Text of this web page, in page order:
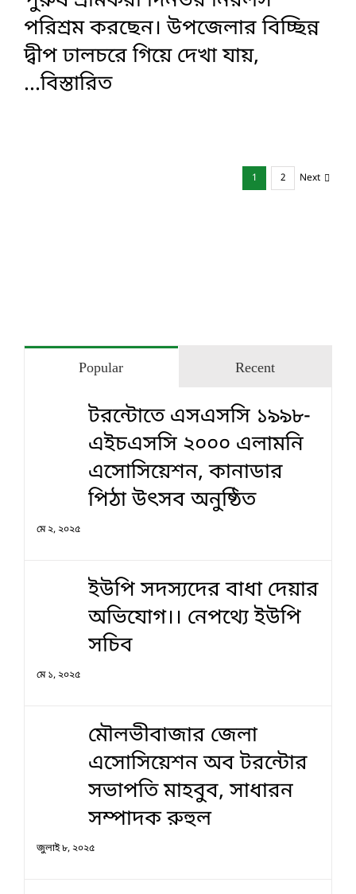
পরিশ্রম করছেন। ‎উপজেলার বিচ্ছিন্ন
দ্বীপ ঢালচরে গিয়ে দেখা যায়,
...বিস্তারিত
1 2 Next
Popular Recent
টরন্টোতে এসএসসি ১৯৯৮-
এইচএসসি ২০০০ এলামনি
এসোসিয়েশন, কানাডার
পিঠা উৎসব অনুষ্ঠিত
মে ২, ২০২৫
ইউপি সদস্যদের বাধা দেয়ার
অভিযোগ।। নেপথ্যে ইউপি
সচিব
মে ১, ২০২৫
মৌলভীবাজার জেলা
এসোসিয়েশন অব টরন্টোর
সভাপতি মাহবুব, সাধারন
সম্পাদক রুহুল
জুলাই ৮, ২০২৫